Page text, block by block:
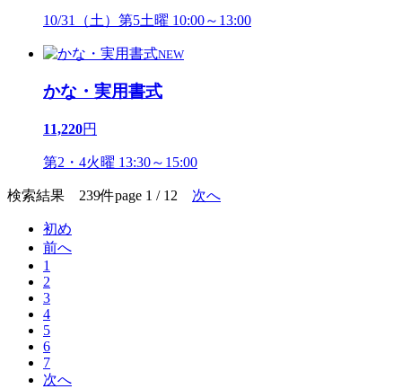
10/31（土）第5土曜 10:00～13:00
NEW
かな・実用書式
11,220円
第2・4火曜 13:30～15:00
検索結果 239件page 1 / 12 次へ
初め
前へ
1
2
3
4
5
6
7
次へ